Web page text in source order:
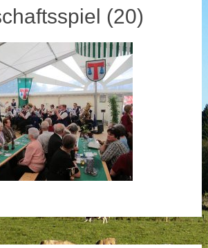
(20)